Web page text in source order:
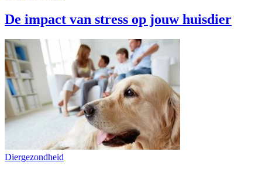
De impact van stress op jouw huisdier
Diergezondheid